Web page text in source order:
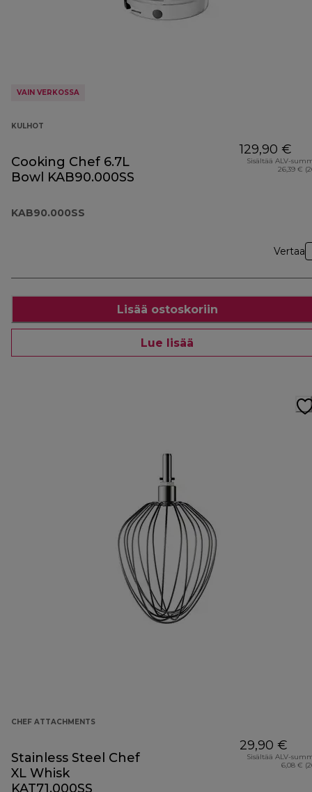
VAIN VERKOSSA
KULHOT
Cooking Chef 6.7L
Bowl KAB90.000SS
KAB90.000SS
129,90 €
Sisältää ALV-
26,39 €
Vertaa
Lisää ostoskoriin
Lue lisää
CHEF ATTACHMENTS
Stainless Steel Chef
XL Whisk
KAT71.000SS
29,90 €
Sisältää ALV-
6,08 €